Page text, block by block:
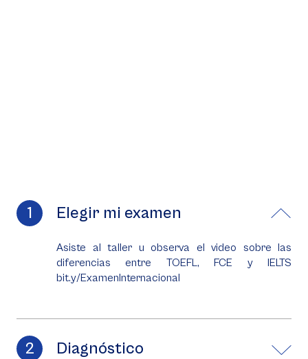
Elegir mi examen
Asiste al taller u observa el video sobre las
diferencias entre TOEFL, FCE y IELTS
bit.y/ExamenInternacional
Diagnóstico